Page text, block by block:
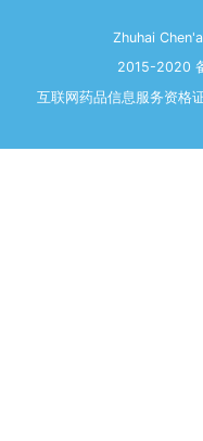
Zhuhai
2015-2020
互联网药品信息服务资格